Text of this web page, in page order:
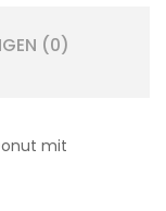
(0)
mit